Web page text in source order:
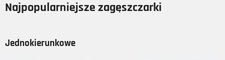
Najpopularniejsze zagęszczarki
Jednokierunkowe